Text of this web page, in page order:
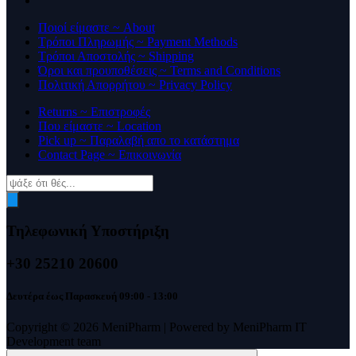
Ποιοί είμαστε ~ About
Τρόποι Πληρωμής ~ Payment Methods
Τρόποι Αποστολής ~ Shipping
Όροι και προυποθέσεις ~ Terms and Conditions
Πολιτική Απορρήτου ~ Privacy Policy
Returns ~ Επιστροφές
Που είμαστε ~ Location
Pick up ~ Παραλαβή απο το κατάστημα
Contact Page ~ Επικοινωνία
Products
search
Τηλεφωνική Υποστήριξη
+30 25210 20600
Δευτέρα έως Παρασκευή 09:00 - 13:00
Copyright © 2026 MeniPharm | Powered by MeniPharm IT
Development team